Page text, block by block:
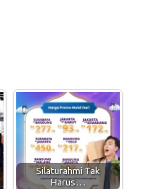
Silaturahmi Tak
Harus…